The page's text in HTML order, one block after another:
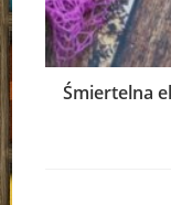
Śmiertelna